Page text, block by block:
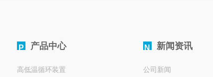
P 产品中心
高低温循环装置
N 新闻资讯
公司新闻